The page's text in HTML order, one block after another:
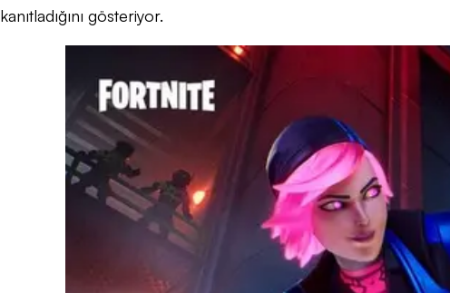
kanıtladığını gösteriyor.